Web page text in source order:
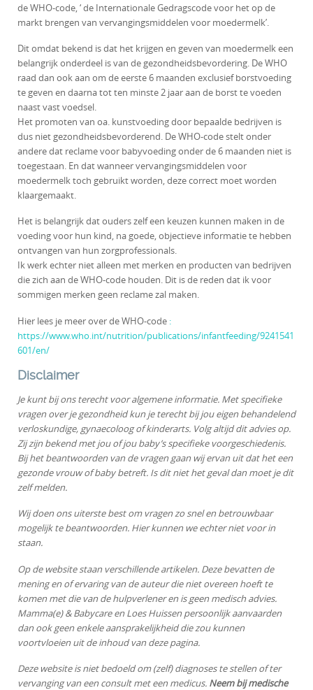
de WHO-code, ‘ de Internationale Gedragscode voor het op de
markt brengen van vervangingsmiddelen voor moedermelk’.
Dit omdat bekend is dat het krijgen en geven van moedermelk een
belangrijk onderdeel is van de gezondheidsbevordering. De WHO
raad dan ook aan om de eerste 6 maanden exclusief borstvoeding
te geven en daarna tot ten minste 2 jaar aan de borst te voeden
naast vast voedsel.
Het promoten van oa. kunstvoeding door bepaalde bedrijven is
dus niet gezondheidsbevorderend. De WHO-code stelt onder
andere dat reclame voor babyvoeding onder de 6 maanden niet is
toegestaan. En dat wanneer vervangingsmiddelen voor
moedermelk toch gebruikt worden, deze correct moet worden
klaargemaakt.
Het is belangrijk dat ouders zelf een keuzen kunnen maken in de
voeding voor hun kind, na goede, objectieve informatie te hebben
ontvangen van hun zorgprofessionals.
Ik werk echter niet alleen met merken en producten van bedrijven
die zich aan de WHO-code houden. Dit is de reden dat ik voor
sommigen merken geen reclame zal maken.
Hier lees je meer over de WHO-code :
https://www.who.int/nutrition/publications/infantfeeding/9241541
601/en/
Disclaimer
Je kunt bij ons terecht voor algemene informatie. Met specifieke
vragen over je gezondheid kun je terecht bij jou eigen behandelend
verloskundige, gynaecoloog of kinderarts. Volg altijd dit advies op.
Zij zijn bekend met jou of jou baby’s specifieke voorgeschiedenis.
Bij het beantwoorden van de vragen gaan wij ervan uit dat het een
gezonde vrouw of baby betreft. Is dit niet het geval dan moet je dit
zelf melden.
Wij doen ons uiterste best om vragen zo snel en betrouwbaar
mogelijk te beantwoorden. Hier kunnen we echter niet voor in
staan.
Op de website staan verschillende artikelen. Deze bevatten de
mening en of ervaring van de auteur die niet overeen hoeft te
komen met die van de hulpverlener en is geen medisch advies.
Mamma(e) & Babycare en Loes Huissen persoonlijk aanvaarden
dan ook geen enkele aansprakelijkheid die zou kunnen
voortvloeien uit de inhoud van deze pagina.
Deze website is niet bedoeld om (zelf) diagnoses te stellen of ter
vervanging van een consult met een medicus. Neem bij medische